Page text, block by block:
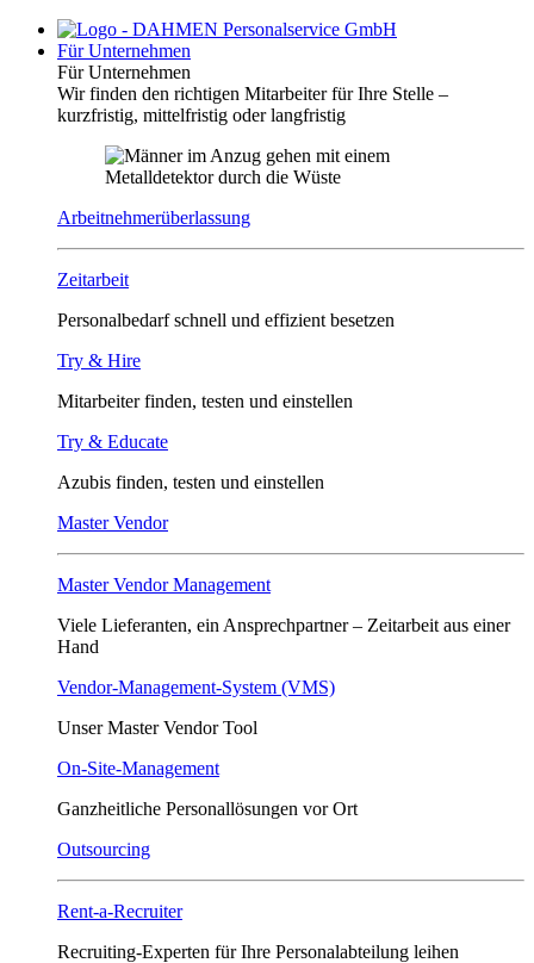
Für Unternehmen
Für Unternehmen
Wir finden den richtigen Mitarbeiter für Ihre Stelle –
kurzfristig, mittelfristig oder langfristig
Arbeitnehmerüberlassung
Zeitarbeit
Personalbedarf schnell und effizient besetzen
Try & Hire
Mitarbeiter finden, testen und einstellen
Try & Educate
Azubis finden, testen und einstellen
Master Vendor
Master Vendor Management
Viele Lieferanten, ein Ansprech­partner – Zeitarbeit aus einer
Hand
Vendor-Management-System (VMS)
Unser Master Vendor Tool
On-Site-Management
Ganzheitliche Personallösungen vor Ort
Outsourcing
Rent-a-Recruiter
Recruiting-Experten für Ihre Personalabteilung leihen